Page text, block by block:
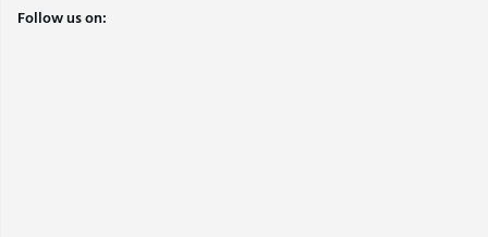
Follow us on: